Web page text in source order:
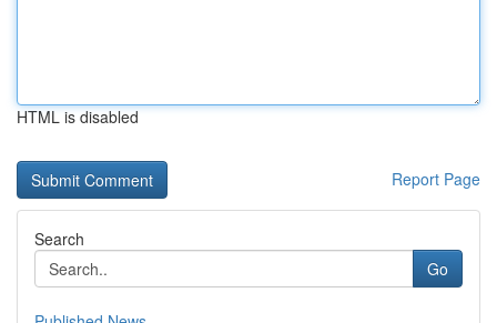
HTML is disabled
Report Page
Search
Go